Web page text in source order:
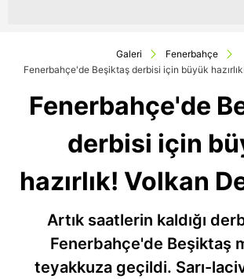
Galeri
Fenerbahçe
Fenerbahçe'de Beşiktaş derbisi için büyük
Fenerbahçe'de
derbisi için
hazırlık! Volkan
Artık saatlerin kaldığı
Fenerbahçe'de Beşiktaş
teyakkuza geçildi. Sarı-